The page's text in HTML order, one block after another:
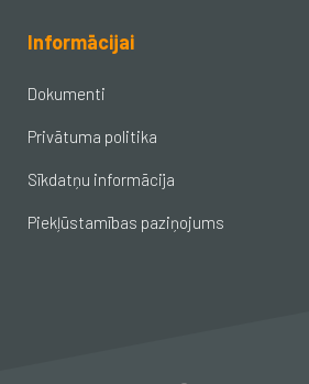
Informācijai
Dokumenti
Privātuma politika
Sīkdatņu informācija
Piekļūstamības paziņojums